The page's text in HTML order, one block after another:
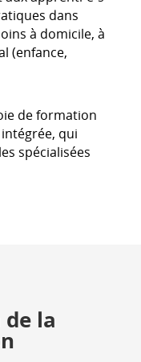
dans
à domicile, à
(enfance,
de formation
qui
spécialisées
la